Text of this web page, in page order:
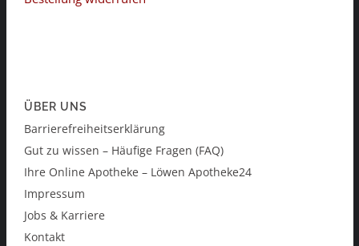
ÜBER UNS
Barrierefreiheitserklärung
Gut zu wissen – Häufige Fragen (FAQ)
Ihre Online Apotheke – Löwen Apotheke24
Impressum
Jobs & Karriere
Kontakt